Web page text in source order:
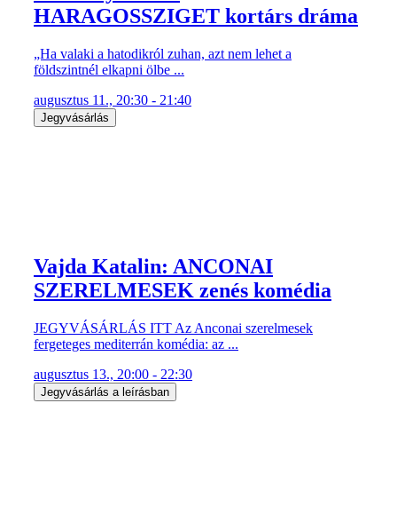
HARAGOSSZIGET kortárs dráma
„Ha valaki a hatodikról zuhan, azt nem lehet a
földszintnél elkapni ölbe ...
augusztus 11., 20:30 - 21:40
Jegyvásárlás
Vajda Katalin: ANCONAI
SZERELMESEK zenés komédia
JEGYVÁSÁRLÁS ITT Az Anconai szerelmesek
fergeteges mediterrán komédia: az ...
augusztus 13., 20:00 - 22:30
Jegyvásárlás a leírásban